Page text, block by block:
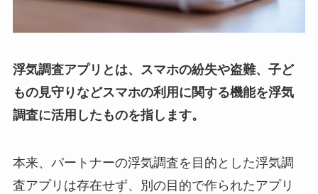
浮気調査アプリとは、スマホの紛失や盗難、子ど
もの見守りなどスマホの利用に関する機能を浮気
調査に活用したものを指します。
本来、パートナーの浮気調査を目的とした浮気調
査アプリは存在せず、別の目的で作られたアプリ